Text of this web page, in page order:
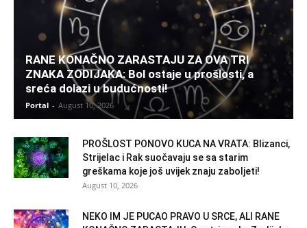
RANE KONAČNO ZARASTAJU ZA OVA TRI
ZNAKA ZODIJAKA: Bol ostaje u prošlosti, a
sreća dolazi u budućnosti!
Portal - August 10, 2026
PROŠLOST PONOVO KUCA NA VRATA: Blizanci,
Strijelac i Rak suočavaju se sa starim
greškama koje još uvijek znaju zaboljeti!
August 10, 2026
NEKO IM JE PUCAO PRAVO U SRCE, ALI RANE